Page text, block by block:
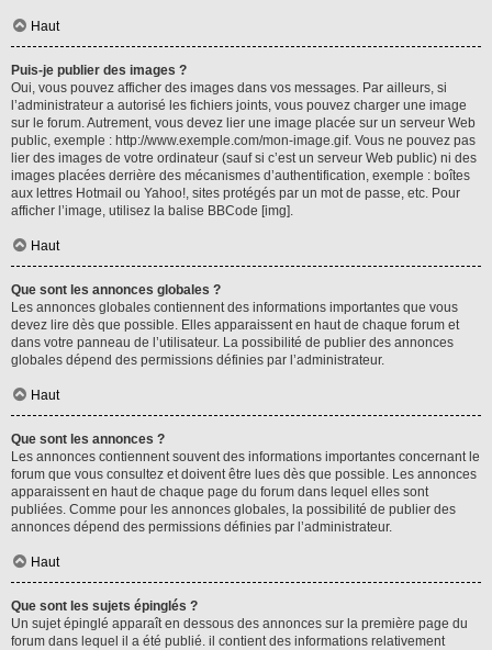
Haut
Puis-je publier des images ?
Oui, vous pouvez afficher des images dans vos messages. Par ailleurs, si
l’administrateur a autorisé les fichiers joints, vous pouvez charger une image
sur le forum. Autrement, vous devez lier une image placée sur un serveur Web
public, exemple : http://www.exemple.com/mon-image.gif. Vous ne pouvez pas
lier des images de votre ordinateur (sauf si c’est un serveur Web public) ni des
images placées derrière des mécanismes d’authentification, exemple : boîtes
aux lettres Hotmail ou Yahoo!, sites protégés par un mot de passe, etc. Pour
afficher l’image, utilisez la balise BBCode [img].
Haut
Que sont les annonces globales ?
Les annonces globales contiennent des informations importantes que vous
devez lire dès que possible. Elles apparaissent en haut de chaque forum et
dans votre panneau de l’utilisateur. La possibilité de publier des annonces
globales dépend des permissions définies par l’administrateur.
Haut
Que sont les annonces ?
Les annonces contiennent souvent des informations importantes concernant le
forum que vous consultez et doivent être lues dès que possible. Les annonces
apparaissent en haut de chaque page du forum dans lequel elles sont
publiées. Comme pour les annonces globales, la possibilité de publier des
annonces dépend des permissions définies par l’administrateur.
Haut
Que sont les sujets épinglés ?
Un sujet épinglé apparaît en dessous des annonces sur la première page du
forum dans lequel il a été publié. il contient des informations relativement